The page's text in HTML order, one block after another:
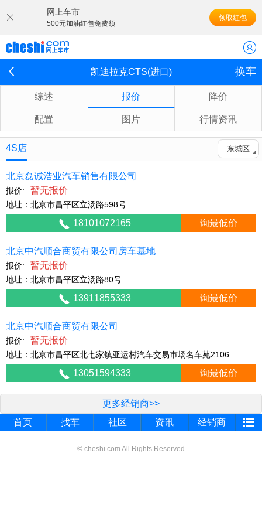
网上车市
500元加油红包免费领
领取红包
凯迪拉克CTS(进口) 换车
综述 报价 降价
配置 图片 行情资讯
4S店 东城区
北京磊诚浩业汽车销售有限公司
报价: 暂无报价
地址：北京市昌平区立汤路598号
18101072165 询最低价
北京中汽顺合商贸有限公司房车基地
报价: 暂无报价
地址：北京市昌平区立汤路80号
13911855333 询最低价
北京中汽顺合商贸有限公司
报价: 暂无报价
地址：北京市昌平区北七家镇亚运村汽车交易市场名车苑2106
13051594333 询最低价
更多经销商>>
首页
找车 社区 资讯 经销商
© cheshi.com All Rights Reserved